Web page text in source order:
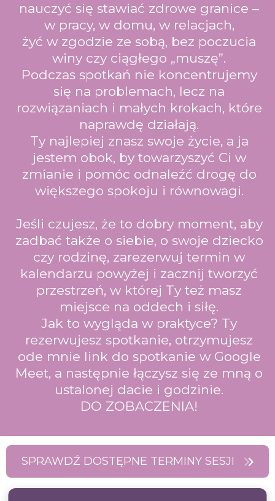
nauczyć się stawiać zdrowe granice –
w pracy, w domu, w relacjach,
żyć w zgodzie ze sobą, bez poczucia
winy czy ciągłego „muszę”.
Podczas spotkań nie koncentrujemy
się na problemach, lecz na
rozwiązaniach i małych krokach, które
naprawdę działają.
Ty najlepiej znasz swoje życie, a ja
jestem obok, by towarzyszyć Ci w
zmianie i pomóc odnaleźć drogę do
większego spokoju i równowagi.
Jeśli czujesz, że to dobry moment, aby
zadbać także o siebie, o swoje dziecko
czy rodzinę, zarezerwuj termin w
kalendarzu powyżej i zacznij tworzyć
przestrzeń, w której Ty też masz
miejsce na oddech i siłę.
Jak to wygląda w praktyce? Ty
rezerwujesz spotkanie, otrzymujesz
ode mnie link do spotkanie w Google
Meet, a następnie łączysz się ze mną o
ustalonej dacie i godzinie.
DO ZOBACZENIA!
SPRAWDŹ DOSTĘPNE TERMINY SESJI